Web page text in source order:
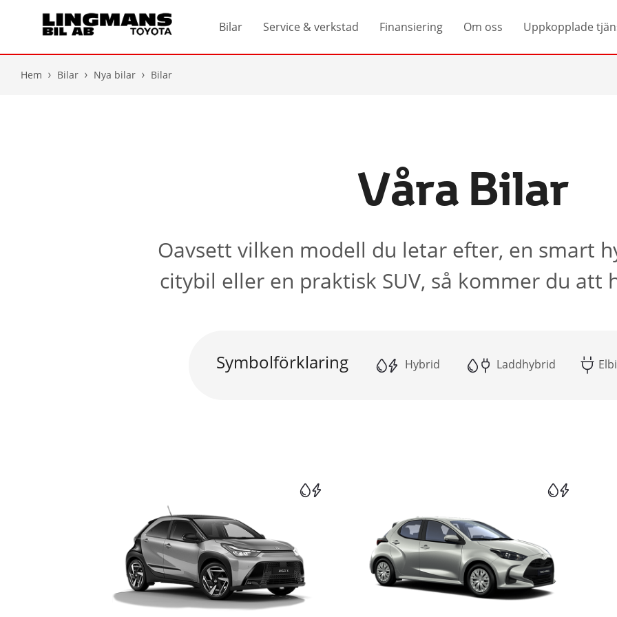
Bilar Service & verkstad Finansiering Om oss Uppkopplade
Hem Bilar Nya bilar Bilar
Våra Bilar
Oavsett vilken modell du letar efter, en smart
citybil eller en praktisk SUV, så kommer du att
Symbolförklaring Hybrid Laddhybrid